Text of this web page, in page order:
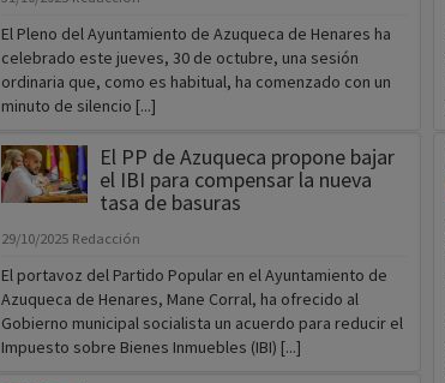
El Pleno del Ayuntamiento de Azuqueca de Henares ha
celebrado este jueves, 30 de octubre, una sesión
ordinaria que, como es habitual, ha comenzado con un
minuto de silencio [...]
El PP de Azuqueca propone bajar
el IBI para compensar la nueva
tasa de basuras
29/10/2025 Redacción
El portavoz del Partido Popular en el Ayuntamiento de
Azuqueca de Henares, Mane Corral, ha ofrecido al
Gobierno municipal socialista un acuerdo para reducir el
Impuesto sobre Bienes Inmuebles (IBI) [...]